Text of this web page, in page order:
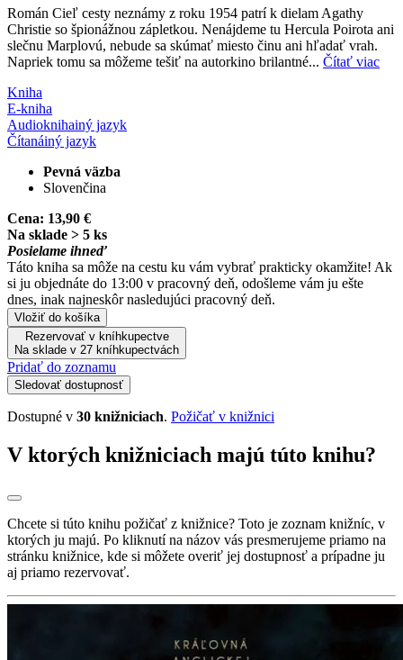
Román Cieľ cesty neznámy z roku 1954 patrí k dielam Agathy
Christie so špionážnou zápletkou. Nenájdeme tu Hercula Poirota ani
slečnu Marplovú, nebude sa skúmať miesto činu ani hľadať vrah.
Napriek tomu sa môžeme tešiť na autorkino brilantné... Čítať viac
Kniha
E-kniha
Audioknihainý jazyk
Čítanáiný jazyk
Pevná väzba
Slovenčina
Cena: 13,90 €
Na sklade > 5 ks
Posielame ihneď
Táto kniha sa môže na cestu ku vám vybrať prakticky okamžite! Ak
si ju objednáte do 13:00 v pracovný deň, odošleme vám ju ešte
dnes, inak najneskôr nasledujúci pracovný deň.
Vložiť do košíka
Rezervovať v kníhkupectve
Na sklade v 27 kníhkupectvách
Pridať do zoznamu
Sledovať dostupnosť
Dostupné v 30 knižniciach. Požičať v knižnici
V ktorých knižniciach majú túto knihu?
Chcete si túto knihu požičať z knižnice? Toto je zoznam knižníc, v
ktorých ju majú. Po kliknutí na názov vás presmerujeme priamo na
stránku knižnice, kde si môžete overiť jej dostupnosť a prípadne ju
aj priamo rezervovať.